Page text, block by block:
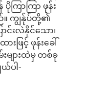
ပိုကြာကြာ ဖုန်း
။ ကျွန်ုပ်တို့၏
င်းလဲနိုင်သော၊
ဖြင့် ဖုန်းခေါ်
ျားထဲမှ တစ်ခု
ယ်ပါ-